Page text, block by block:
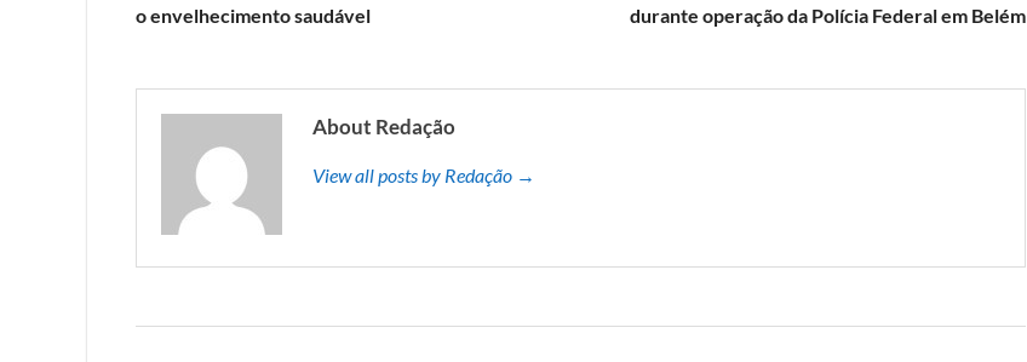
o envelhecimento saudável
durante operação da Polícia Federal em Belém
About Redação
View all posts by Redação →